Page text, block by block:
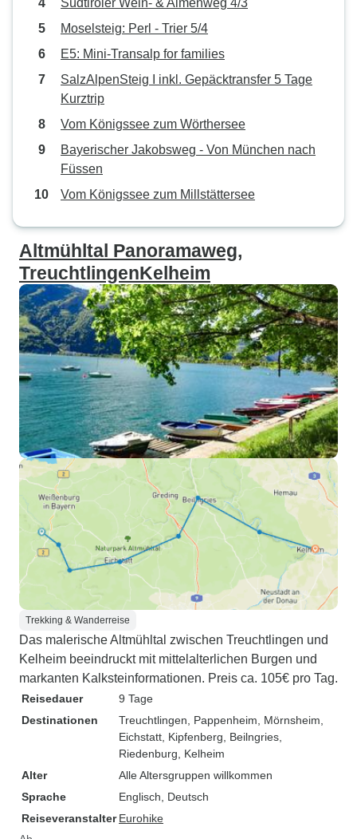
Südtiroler Wein- & Almenweg 4/3
Moselsteig: Perl - Trier 5/4
E5: Mini-Transalp for families
SalzAlpenSteig I inkl. Gepäcktransfer 5 Tage
Kurztrip
Vom Königssee zum Wörthersee
Bayerischer Jakobsweg - Von München nach
Füssen
Vom Königssee zum Millstättersee
Altmühltal Panoramaweg,
TreuchtlingenKelheim
Trekking & Wanderreise
Das malerische Altmühltal zwischen Treuchtlingen und
Kelheim beeindruckt mit mittelalterlichen Burgen und
markanten Kalksteinformationen. Preis ca. 105€ pro Tag.
Reisedauer
9 Tage
Destinationen
Treuchtlingen , Pappenheim , Mörnsheim
Eichstatt , Kipfenberg , Beilngries
Riedenburg , Kelheim
Alter
Alle Altersgruppen willkommen
Sprache
Englisch, Deutsch
Reiseveranstalter Eurohike